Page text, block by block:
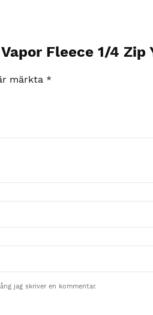
Fleece 1/4 Zip
märkta *
jag skriver en kommentar.